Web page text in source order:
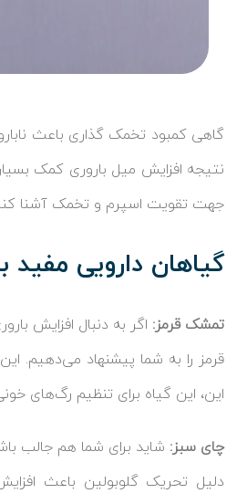
گاهی کمبود تخمک گذاری باعث
نتیجه افزایش میل باروری کمک بسیار
جهت تقویت اسپرم و تخمک آشنا
گیاهان دارویی
تمشک قرمز: اگر به دنبال افزایش
قرمز را به شما پیشنهاد می‌دهیم.
این، این گیاه برای تنظیم رگ‌های
چای سبز: شاید برای شما هم جالب
دلیل تحریک گلوبولین باعث